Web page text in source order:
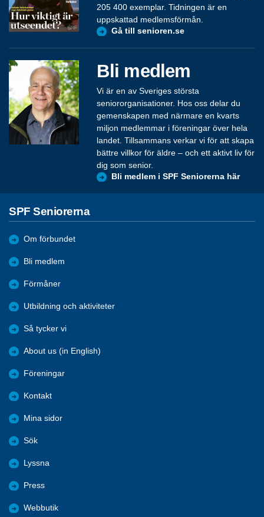
205 400 exemplar. Tidningen är en
uppskattad medlemsförmån.
Gå till senioren.se
Bli medlem
Vi är en av Sveriges största
seniororganisationer. Hos oss delar du
gemenskapen med närmare en kvarts
miljon medlemmar i föreningar över hela
landet. Tillsammans verkar vi för att skapa
bättre villkor för äldre – och ett aktivt liv för
dig som senior.
Bli medlem i SPF Seniorerna här
SPF Seniorerna
Om förbundet
Bli medlem
Förmåner
Utbildning och aktiviteter
Så tycker vi
About us (in English)
Föreningar
Kontakt
Mina sidor
Sök
Lyssna
Press
Webbutik